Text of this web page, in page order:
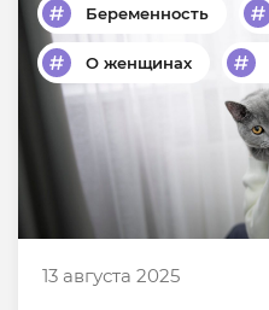
Беременность
О женщинах
13 августа 2025